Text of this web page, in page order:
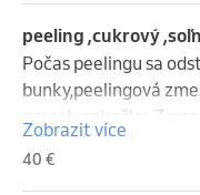
peeling ,cukrový
Počas peelingu sa
bunky,peelingová
povrch pokožky.
zjemňuje, hydratuje a
,
Zobrazit více
40 €